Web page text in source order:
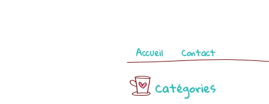
Pages
Accueil Contact
Catégories